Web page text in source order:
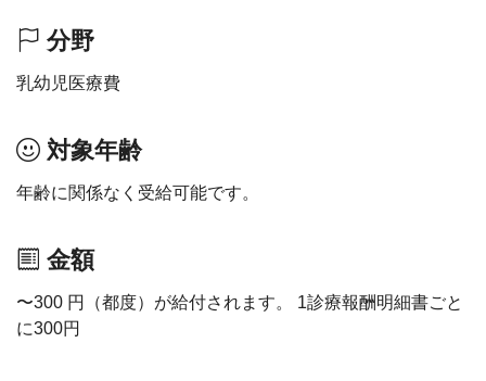
分野
乳幼児医療費
対象年齢
年齢に関係なく受給可能です。
金額
〜300 円（都度）が給付されます。 1診療報酬明細書ごと
に300円